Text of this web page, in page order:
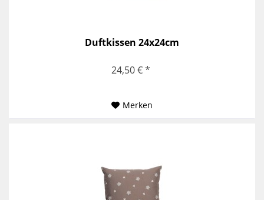
Duftkissen 24x24cm
24,50 € *
Merken